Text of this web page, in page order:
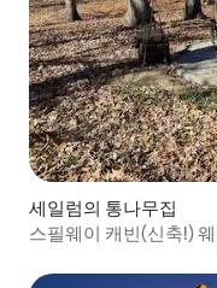
세일럼의 통나무집
스필웨이 캐빈(신축!)